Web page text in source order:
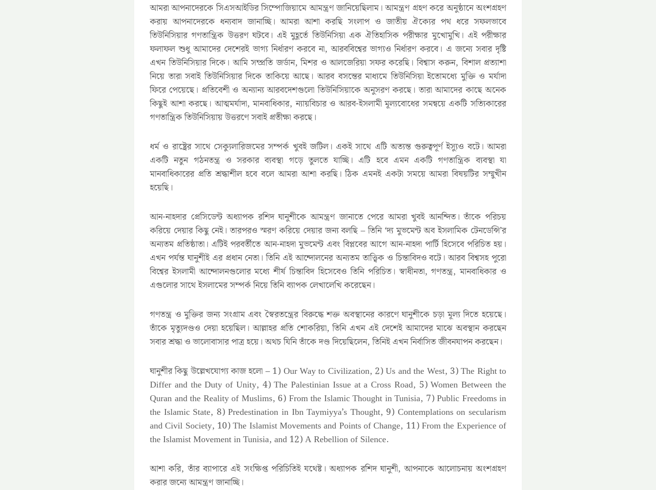
আমরা আপনাদেরকে সিএসআইডির সিম্পোজিয়ামে আমন্ত্রণ জানিয়েছিলাম। আমন্ত্রণ গ্রহণ করে অনুষ্ঠানে অংশগ্রহণ
করায় আপনাদেরকে ধন্যবাদ জানাচ্ছি। আমরা আশা করছি সংলাপ ও জাতীয় ঐক্যের পথ ধরে সফলভাবে
তিউনিসিয়ার গণতান্ত্রিক উত্তরণ ঘটবে। এই মুহূর্তে তিউনিসিয়া এক ঐতিহাসিক পরীক্ষার মুখোমুখি। এই পরীক্ষার
ফলাফল শুধু আমাদের দেশেরই ভাগ্য নির্ধারণ করবে না, আরববিশ্বের ভাগ্যও নির্ধারণ করবে। এ জন্যে সবার দৃষ্টি
এখন তিউনিসিয়ার দিকে। আমি সম্প্রতি জর্ডান, মিশর ও আলজেরিয়া সফর করেছি। বিশ্বাস করুন, বিশাল প্রত্যাশা
নিয়ে তারা সবাই তিউনিসিয়ার দিকে তাকিয়ে আছে। আরব বসন্তের মাধ্যমে তিউনিসিয়া ইতোমধ্যে মুক্তি ও মর্যাদা
ফিরে পেয়েছে। প্রতিবেশী ও অন্যান্য আরবদেশগুলো তিউনিসিয়াকে অনুসরণ করছে। তারা আমাদের কাছে অনেক
কিছুই আশা করছে। আত্মমর্যাদা, মানবাধিকার, ন্যায়বিচার ও আরব-ইসলামী মূল্যবোধের সমন্বয়ে একটি সত্যিকারের
গণতান্ত্রিক তিউনিসিয়ায় উত্তরণে সবাই প্রতীক্ষা করছে।
ধর্ম ও রাষ্ট্রের সাথে সেক্যুলারিজমের সম্পর্ক খুবই জটিল। একই সাথে এটি অত্যন্ত গুরুত্বপূর্ণ ইস্যুও বটে। আমরা
একটি নতুন গঠনতন্ত্র ও সরকার ব্যবস্থা গড়ে তুলতে যাচ্ছি। এটি হবে এমন একটি গণতান্ত্রিক ব্যবস্থা যা
মানবাধিকারের প্রতি শ্রদ্ধাশীল হবে বলে আমরা আশা করছি। ঠিক এমনই একটা সময়ে আমরা বিষয়টির সম্মুখীন
হয়েছি।
আন-নাহদার প্রেসিডেন্ট অধ্যাপক রশিদ ঘানুশীকে আমন্ত্রণ জানাতে পেরে আমরা খুবই আনন্দিত। তাঁকে পরিচয়
করিয়ে দেয়ার কিছু নেই। তারপরও স্মরণ করিয়ে দেয়ার জন্য বলছি – তিনি ‘দ্য মুভমেন্ট অব ইসলামিক টেনডেন্সি’র
অন্যতম প্রতিষ্ঠাতা। এটিই পরবর্তীতে আন-নাহদা মুভমেন্ট এবং বিপ্লবের আগে আন-নাহদা পার্টি হিসেবে পরিচিত হয়।
এখন পর্যন্ত ঘানুশীই এর প্রধান নেতা। তিনি এই আন্দোলনের অন্যতম তাত্ত্বিক ও চিন্তাবিদও বটে। আরব বিশ্বসহ পুরো
বিশ্বের ইসলামী আন্দোলনগুলোর মধ্যে শীর্ষ চিন্তাবিদ হিসেবেও তিনি পরিচিত। স্বাধীনতা, গণতন্ত্র, মানবাধিকার ও
এগুলোর সাথে ইসলামের সম্পর্ক নিয়ে তিনি ব্যাপক লেখালেখি করেছেন।
গণতন্ত্র ও মুক্তির জন্য সংগ্রাম এবং স্বৈরতন্ত্রের বিরুদ্ধে শক্ত অবস্থানের কারণে ঘানুশীকে চড়া মূল্য দিতে হয়েছে।
তাঁকে মৃত্যুদণ্ডও দেয়া হয়েছিল। আল্লাহর প্রতি শোকরিয়া, তিনি এখন এই দেশেই আমাদের মাঝে অবস্থান করছেন
সবার শ্রদ্ধা ও ভালোবাসার পাত্র হয়ে। অথচ যিনি তাঁকে দণ্ড দিয়েছিলেন, তিনিই এখন নির্বাসিত জীবনযাপন করছেন।
ঘানুশীর কিছু উল্লেখযোগ্য কাজ হলো – 1) Our Way to Civilization, 2) Us and the West, 3) The Right to
Differ and the Duty of Unity, 4) The Palestinian Issue at a Cross Road, 5) Women Between the
Quran and the Reality of Muslims, 6) From the Islamic Thought in Tunisia, 7) Public Freedoms in
the Islamic State, 8) Predestination in Ibn Taymiyya’s Thought, 9) Contemplations on secularism
and Civil Society, 10) The Islamist Movements and Points of Change, 11) From the Experience of
the Islamist Movement in Tunisia, and 12) A Rebellion of Silence.
আশা করি, তাঁর ব্যাপারে এই সংক্ষিপ্ত পরিচিতিই যথেষ্ট। অধ্যাপক রশিদ ঘানুশী, আপনাকে আলোচনায় অংশগ্রহণ
করার জন্যে আমন্ত্রণ জানাচ্ছি।